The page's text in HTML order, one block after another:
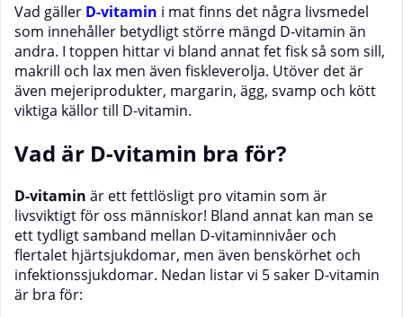
Vad gäller D-vitamin i mat finns det några livsmedel
som innehåller betydligt större mängd D-vitamin än
andra. I toppen hittar vi bland annat fet fisk så som sill,
makrill och lax men även fiskleverolja. Utöver det är
även mejeriprodukter, margarin, ägg, svamp och kött
viktiga källor till D-vitamin.
Vad är D-vitamin bra för?
D-vitamin är ett fettlösligt pro vitamin som är
livsviktigt för oss människor! Bland annat kan man se
ett tydligt samband mellan D-vitaminnivåer och
flertalet hjärtsjukdomar, men även benskörhet och
infektionssjukdomar. Nedan listar vi 5 saker D-vitamin
är bra för: